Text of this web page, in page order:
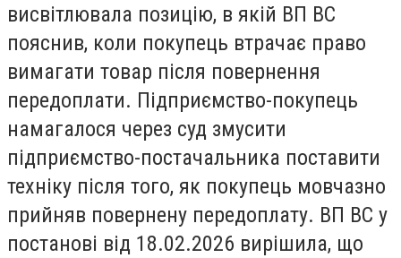
висвітлювала позицію, в якій ВП ВС
пояснив, коли покупець втрачає право
вимагати товар після повернення
передоплати. Підприємство-покупець
намагалося через суд змусити
підприємство-постачальника поставити
техніку після того, як покупець мовчазно
прийняв повернену передоплату. ВП ВС у
постанові від 18.02.2026 вирішила, що